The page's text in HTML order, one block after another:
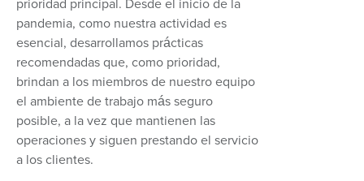
pandemia, como nuestra actividad es
esencial, desarrollamos prácticas
recomendadas que, como prioridad,
brindan a los miembros de nuestro equipo
el ambiente de trabajo más seguro
posible, a la vez que mantienen las
operaciones y siguen prestando el servicio
a los clientes.